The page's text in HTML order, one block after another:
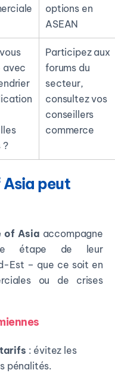
options en
ASEAN
avec
?
Participez aux
forums du
secteur,
consultez vos
conseillers
commerce
peut
of Asia accompagne
étape de leur
Est – que ce soit en
ou de crises
: évitez les
pénalités.